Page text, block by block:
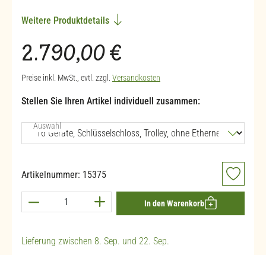
Weitere Produktdetails
Regulärer Preis:
2.790,00 €
Preise inkl. MwSt., evtl. zzgl. Versandkosten
Stellen Sie Ihren Artikel individuell zusammen:
Auswahlauswählen
Artikelnummer: 15375
Produkt Anzahl: Gib den gewünschten Wert
In den Warenkorb
Lieferung zwischen 8. Sep. und 22. Sep.